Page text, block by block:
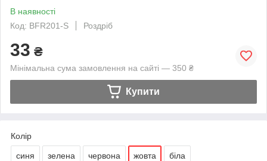
В наявності
Код: BFR201-S
Роздріб
33 ₴
Мінімальна сума замовлення на сайті — 350 ₴
Купити
Колір
синя зелена червона жовта біла